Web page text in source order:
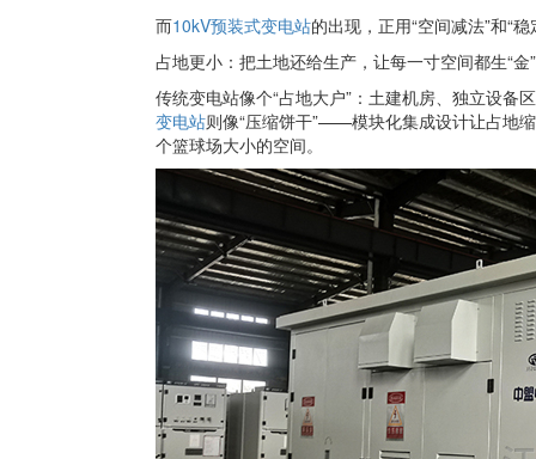
而10kV预装式变电站的出现，正用“空间减法”和“
占地更小：把土地还给生产，让每一寸空间都生“金”
传统变电站像个“占地大户”：土建机房、独立设
变电站则像“压缩饼干”——模块化集成设计让占地
个篮球场大小的空间。